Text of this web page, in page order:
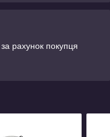
рахунок покупця